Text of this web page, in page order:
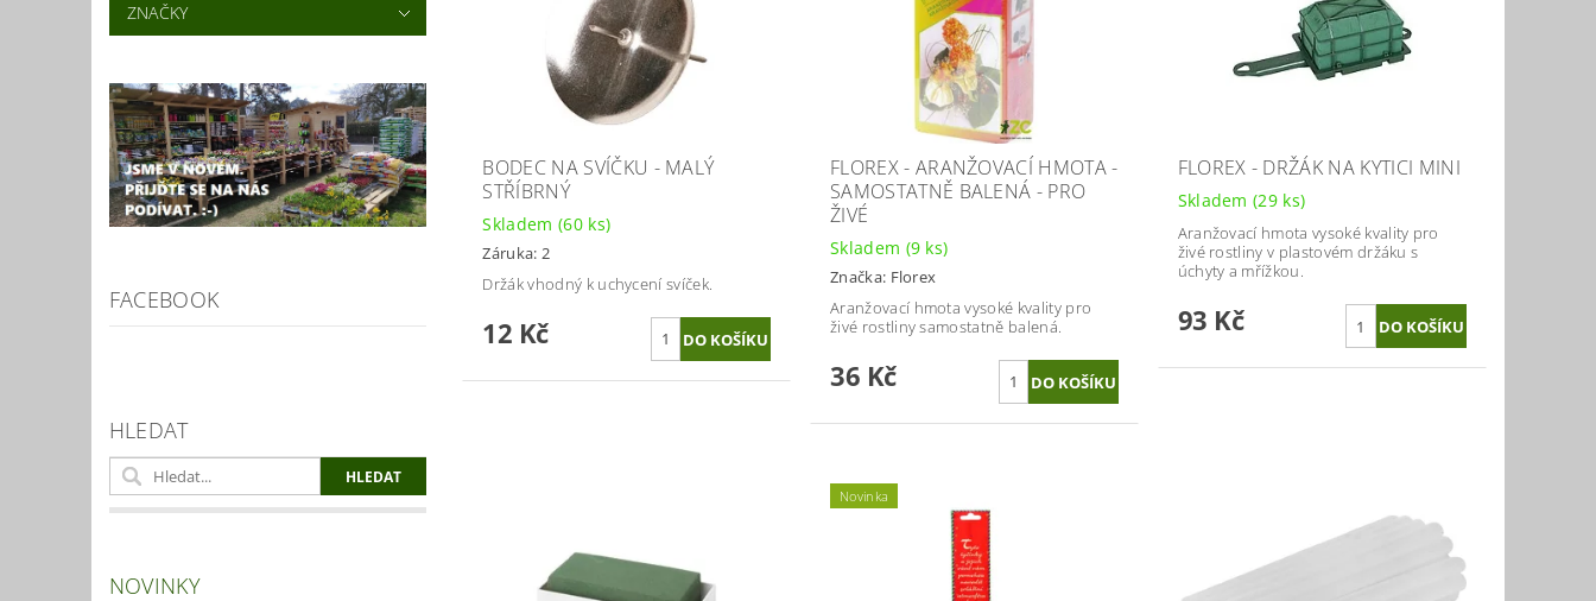
ZNAČKY
FACEBOOK
HLEDAT
NOVINKY
BODEC NA SVÍČKU - MALÝ
STŘÍBRNÝ
Skladem (60 ks)
Záruka: 2
Držák vhodný k uchycení svíček.
12 Kč
FLOREX - ARANŽOVACÍ HMOTA -
SAMOSTATNĚ BALENÁ - PRO
ŽIVÉ
Skladem (9 ks)
Značka: Florex
Aranžovací hmota vysoké kvality pro
živé rostliny samostatně balená.
36 Kč
FLOREX - DRŽÁK NA KYTICI MINI
Skladem(29 ks)
Aranžovací hmota vysoké kvality pro
živé rostliny v plastovém držáku s
úchyty a mřížkou.
93 Kč
Novinka